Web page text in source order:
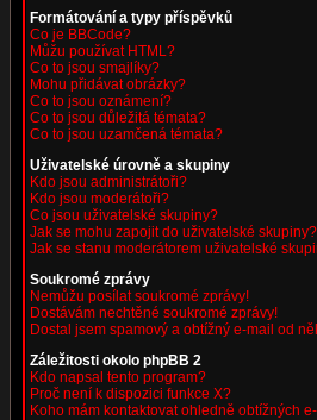
Formátování a typy příspěvků
Co je BBCode?
Můžu používat HTML?
Co to jsou smajlíky?
Mohu přidávat obrázky?
Co to jsou oznámení?
Co to jsou důležitá témata?
Co to jsou uzamčená témata?
Uživatelské úrovně a skupiny
Kdo jsou administrátoři?
Kdo jsou moderátoři?
Co jsou uživatelské skupiny?
Jak se mohu zapojit do uživatelské skupiny?
Jak se stanu moderátorem uživatelské
Soukromé zprávy
Nemůžu posílat soukromé zprávy!
Dostávám nechtěné soukromé zprávy!
Dostal jsem spamový a obtížný e-mail od
Záležitosti okolo phpBB 2
Kdo napsal tento program?
Proč není k dispozici funkce X?
Koho mám kontaktovat ohledně obtížných